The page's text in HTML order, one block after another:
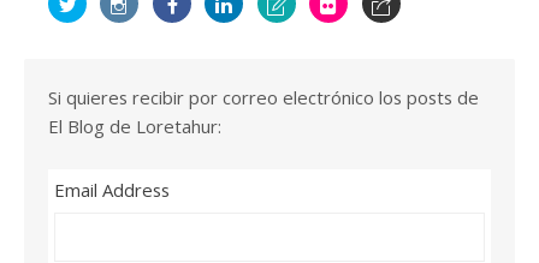
Si quieres recibir por correo electrónico los posts de
El Blog de Loretahur:
Email Address